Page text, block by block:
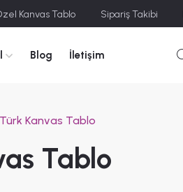
Kanvas Tablo Sipariş Takibi
Blog İletişim
Kanvas Tablo
Tablo